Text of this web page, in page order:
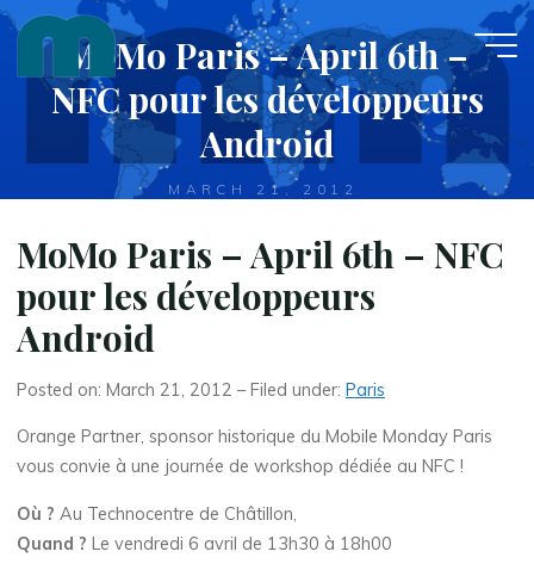
Skip
content
MoMo Paris – April 6th –
NFC pour les développeurs
Android
MARCH 21, 2012
MoMo Paris – April 6th – NFC
pour les développeurs
Android
Posted on: March 21, 2012 – Filed under:Paris
Orange Partner, sponsor historique du Mobile Monday Paris
vous convie à une journée de workshop dédiée au NFC !
Où ? Au Technocentre de Châtillon,
Quand ? Le vendredi 6 avril de 13h30 à 18h00